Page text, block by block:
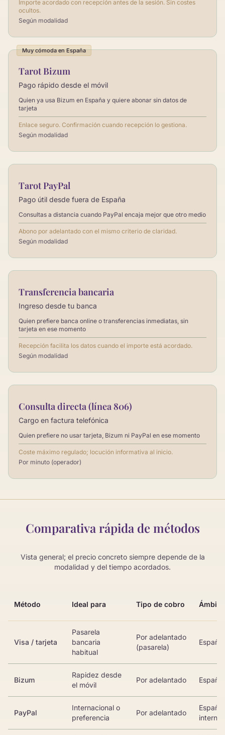
Importe acordado con recepción antes de la sesión. Sin costes
ocultos.
Según modalidad
Muy cómoda en España
Tarot Bizum
Pago rápido desde el móvil
Quien ya usa Bizum en España y quiere abonar sin datos de
tarjeta
Enlace seguro. Confirmación cuando recepción lo gestiona.
Según modalidad
Tarot PayPal
Pago útil desde fuera de España
Consultas a distancia cuando PayPal encaja mejor que otro medio
Abono por adelantado con el mismo criterio de claridad.
Según modalidad
Transferencia bancaria
Ingreso desde tu banca
Quien prefiere banca online o transferencias inmediatas, sin
tarjeta en ese momento
Recepción facilita los datos cuando el importe está acordado.
Según modalidad
Consulta directa (línea 806)
Cargo en factura telefónica
Quien prefiere no usar tarjeta, Bizum ni PayPal en ese momento
Coste máximo regulado; locución informativa al inicio.
Por minuto (operador)
Comparativa rápida de métodos
Vista general; el precio concreto siempre depende de la
modalidad y del tiempo acordados.
Método Ideal para Tipo de cobro Ámbito
Visa / tarjeta
Pasarela
bancaria
habitual
Por adelantado
(pasarela)
España
Bizum
Rapidez desde
el móvil
Por adelantado España
PayPal
Internacional o
preferencia
Por adelantado
España